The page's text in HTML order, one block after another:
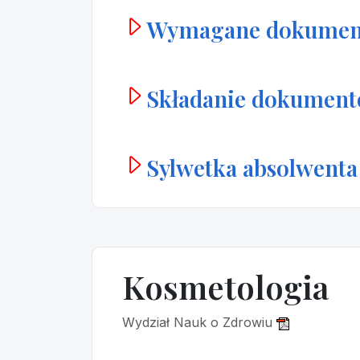
Wymagane
Składanie
Sylwetka absolwenta
Kosmetologia
Wydział Nauk o Zdrowiu